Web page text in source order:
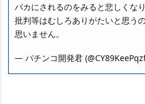
バカにされるのをみると悲しくなり
批判等はむしろありがたいと思う
思いません。
— パチンコ開発君